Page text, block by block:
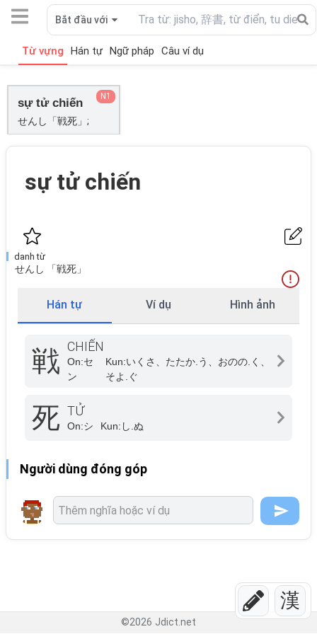
漢
Bắt đầu với
Từ vựng Hán tự Ngữ pháp Câu ví dụ
sự tử chiến
せんし「戦死」;
N1
sự tử chiến
danh từ
せんし 「戦死」
Hán tự Ví dụ Hình ảnh
戦 CHIẾN
On:セ
ン
Kun:いくさ、たたか.う、おのの.く、
そよ.ぐ
死 TỬ
On:シ Kun: し.ぬ
Người dùng đóng góp
©2026 Jdict.net